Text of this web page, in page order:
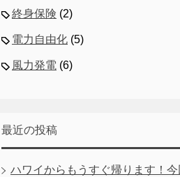
終身保険 (2)
電力自由化 (5)
風力発電 (6)
最近の投稿
ハワイからもうすぐ帰ります！今